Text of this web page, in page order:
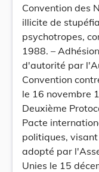
Convention des
illicite de
psychotropes,
1988. –
d'autorité par
Convention
le 16 novembre
Deuxième
Pacte
politiques,
adopté par
Unies le 15